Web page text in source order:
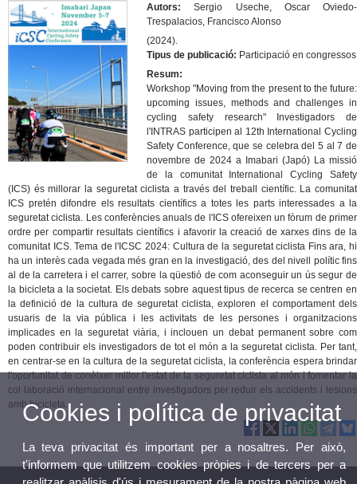
Autors:Sergio Useche, Oscar Oviedo-
Trespalacios, Francisco Alonso
(2024).
Tipus de publicació: Participació en congressos
Resum:
Workshop "Moving from the present to the future:
upcoming issues, methods and challenges in
cycling safety research" Investigadors de
l'INTRAS participen al 12th International Cycling
Safety Conference, que se celebra del 5 al 7 de
novembre de 2024 a Imabari (Japó) La missió
de la comunitat International Cycling Safety
(ICS) és millorar la seguretat ciclista a través del treball científic. La comunitat
ICS pretén difondre els resultats científics a totes les parts interessades a la
seguretat ciclista. Les conferències anuals de l'ICS ofereixen un fòrum de primer
ordre per compartir resultats científics i afavorir la creació de xarxes dins de la
comunitat ICS. Tema de l'ICSC 2024: Cultura de la seguretat ciclista Fins ara, hi
ha un interès cada vegada més gran en la investigació, des del nivell polític fins
al de la carretera i el carrer, sobre la qüestió de com aconseguir un ús segur de
la bicicleta a la societat. Els debats sobre aquest tipus de recerca se centren en
la definició de la cultura de seguretat ciclista, exploren el comportament dels
usuaris de la via pública i les activitats de les persones i organitzacions
implicades en la seguretat viària, i inclouen un debat permanent sobre com
poden contribuir els investigadors de tot el món a la seguretat ciclista. Per tant,
en centrar-se en la cultura de la seguretat ciclista, la conferència espera brindar
l'oportunitat de conèixer millor l'estat de la seguretat ciclista al món i fomentar la
col·laboració internacional entre investigadors per reduir els accidents i lesions
amb bicicleta.
Cookies i política de privacitat
La teva privacitat és important per a nosaltres. Per això,
t'informem que utilitzem cookies pròpies i de tercers per a